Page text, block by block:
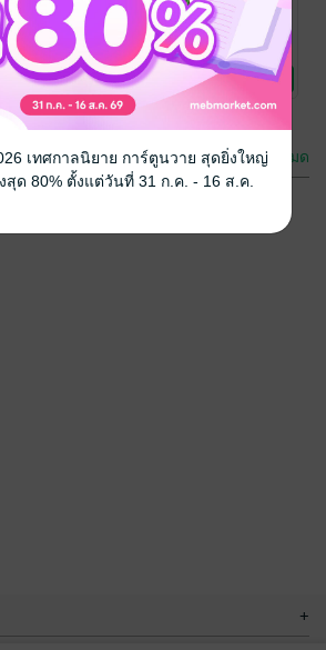
ย้อนเวลามาต้อง
มนต์เสน่หา
อาคมยุค80
โบตั๋นฐานิดา
นิยายรัก
13 Rating
ทะลุมาเป็น
ภรรยา(ตัว
ร้าย)ของมาเฟีย
เย็นชา
โบตั๋นฐานิดา
นิยายรัก
17 Rating
ดูทั้งหมด
+
เทศกาลนิยาย การ์ตูนวาย สุดยิ่งใหญ่
ด 80% ตั้งแต่วันที่ 31 ก.ค. - 16 ส.ค.